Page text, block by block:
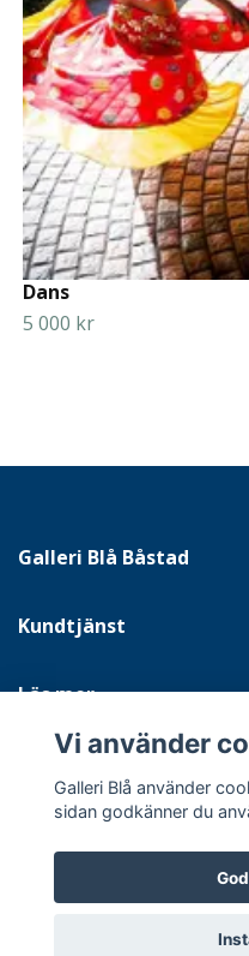
Dans
5 000 kr
Galleri Blå Båstad
Kundtjänst
Läs mer
Sociala medier
©
Vi använder
Galleri Blå använder
sidan godkänner du